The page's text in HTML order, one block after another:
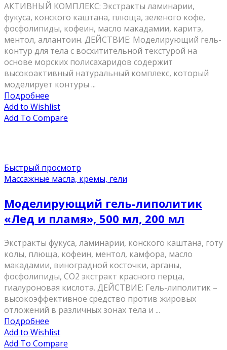
АКТИВНЫЙ КОМПЛЕКС: Экстракты ламинарии,
фукуса, конского каштана, плюща, зеленого кофе,
фосфолипиды, кофеин, масло макадамии, каритэ,
ментол, аллантоин. ДЕЙСТВИЕ: Моделирующий гель-
контур для тела с восхитительной текстурой на
основе морских полисахаридов содержит
высокоактивный натуральный комплекс, который
моделирует контуры ...
Подробнее
Add to Wishlist
Add To Compare
Быстрый просмотр
Массажные масла, кремы, гели
Моделирующий гель-липолитик
«Лед и пламя», 500 мл, 200 мл
Экстракты фукуса, ламинарии, конского каштана, готу
колы, плюща, кофеин, ментол, камфора, масло
макадамии, виноградной косточки, арганы,
фосфолипиды, СО2 экстракт красного перца,
гиалуроновая кислота. ДЕЙСТВИЕ: Гель-липолитик –
высокоэффективное средство против жировых
отложений в различных зонах тела и ...
Подробнее
Add to Wishlist
Add To Compare